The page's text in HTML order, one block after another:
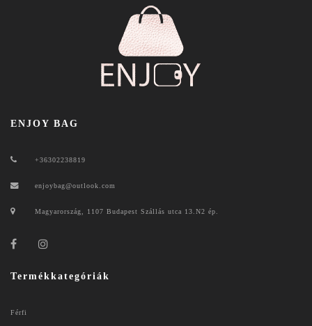
ENJOY BAG
+36302238819
enjoybag@outlook.com
Magyarország, 1107 Budapest Szállás utca 13.N2 ép.
Termékkategóriák
Férfi